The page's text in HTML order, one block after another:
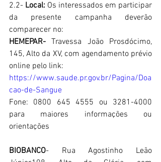
2.2- Local: Os interessados em participar
da presente campanha deverão
comparecer no:
HEMEPAR- Travessa João Prosdócimo,
145, Alto da XV, com agendamento prévio
online pelo link:
https://www.saude.pr.gov.br/Pagina/Doa
cao-de-Sangue
Fone: 0800 645 4555 ou 3281-4000
para maiores informações ou
orientações
BIOBANCO- Rua Agostinho Leão